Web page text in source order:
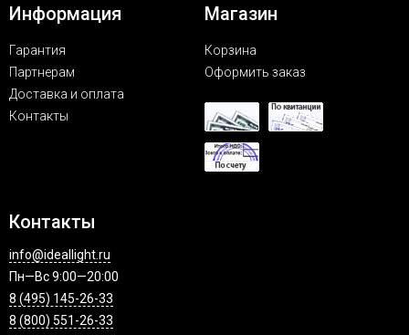
Информация
Гарантия
Партнерам
Доставка и оплата
Контакты
Магазин
Корзина
Оформить заказ
Контакты
info@ideallight.ru
Пн—Вс 9:00—20:00
8 (495) 145-26-33
8 (800) 551-26-33